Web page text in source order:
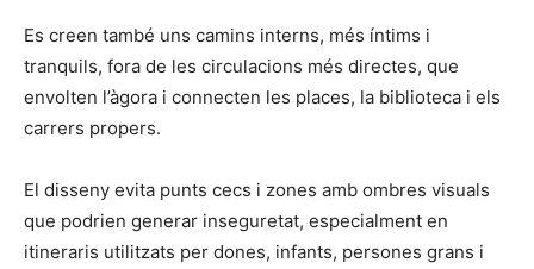
Es creen també uns camins interns, més íntims i
tranquils, fora de les circulacions més directes, que
envolten l’àgora i connecten les places, la biblioteca i els
carrers propers.
El disseny evita punts cecs i zones amb ombres visuals
que podrien generar inseguretat, especialment en
itineraris utilitzats per dones, infants, persones grans i